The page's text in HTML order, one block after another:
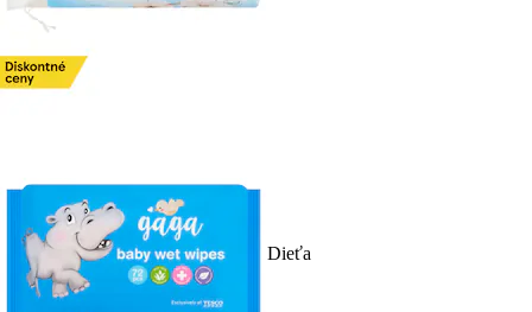
Dieťa